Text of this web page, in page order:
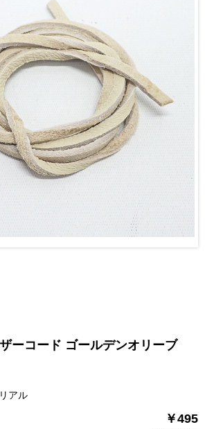
ーコード ゴールデンオリーブ
アル
￥495